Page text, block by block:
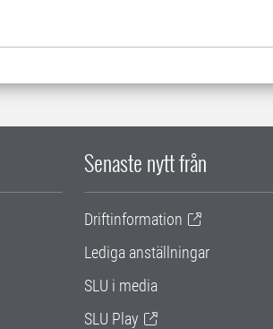
Senaste nytt från
Driftinformation
Lediga anställningar
SLU i media
SLU Play